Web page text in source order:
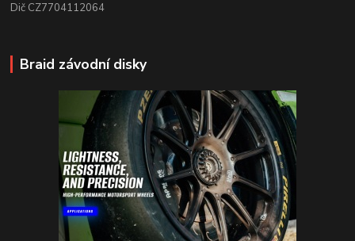
Dič CZ7704112064
Braid závodní disky